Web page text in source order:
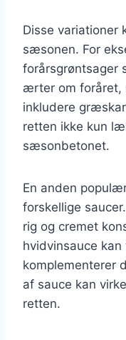
Disse variationer
sæsonen. For
forårsgrøntsager
ærter om foråret,
inkludere
retten ikke kun
sæsonbetonet.
En anden
forskellige
rig og cremet
hvidvinsauce
komplementerer
af sauce kan
retten.